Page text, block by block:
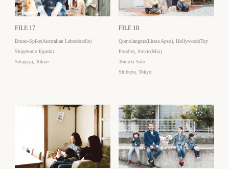
FILE 17.
Bruno-Spike(Australian Labradoodle)
Shigetomo Egashir
Setagaya, Tokyo
FILE 18.
Qomolangma(Lhasa Apso), Hollywood(Toy
Poodle), Stevie(Mix)
Tomoki Sato
Shibuya, Tokyo